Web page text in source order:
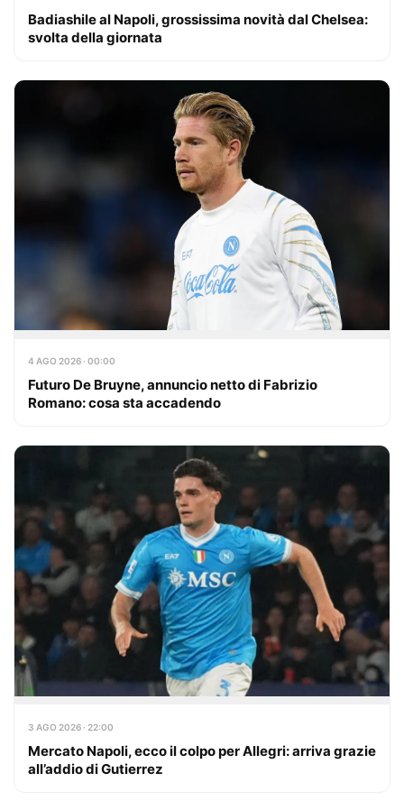
Badiashile al Napoli, grossissima novità dal Chelsea:
svolta della giornata
4 AGO 2026 · 00:00
Futuro De Bruyne, annuncio netto di Fabrizio
Romano: cosa sta accadendo
3 AGO 2026 · 22:00
Mercato Napoli, ecco il colpo per Allegri: arriva grazie
all’addio di Gutierrez